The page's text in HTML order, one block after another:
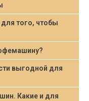
того, чтобы
выгодной для
Какие и для